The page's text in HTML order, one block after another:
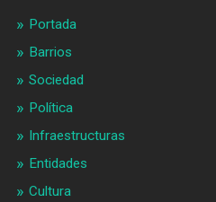
Portada
Barrios
Sociedad
Política
Infraestructuras
Entidades
Cultura